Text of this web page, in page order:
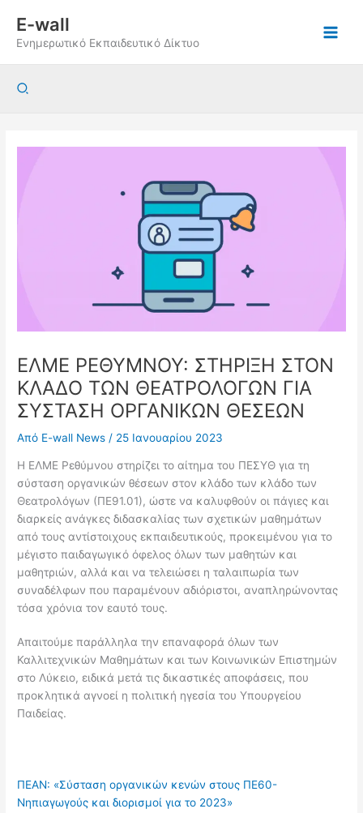
περιεχόμενο
E-wall
Ενημερωτικό Εκπαιδευτικό Δίκτυο
Αναζήτηση
ΕΛΜΕ ΡΕΘΥΜΝΟΥ: ΣΤΗΡΙΞΗ ΣΤΟΝ
ΚΛΑΔΟ ΤΩΝ ΘΕΑΤΡΟΛΟΓΩΝ ΓΙΑ
ΣΥΣΤΑΣΗ ΟΡΓΑΝΙΚΩΝ ΘΕΣΕΩΝ
Από E-wall News / 25 Ιανουαρίου 2023
Η ΕΛΜΕ Ρεθύμνου στηρίζει το αίτημα του ΠΕΣΥΘ για τη
σύσταση οργανικών θέσεων στον κλάδο των κλάδο των
Θεατρολόγων (ΠΕ91.01), ώστε να καλυφθούν οι πάγιες και
διαρκείς ανάγκες διδασκαλίας των σχετικών μαθημάτων
από τους αντίστοιχους εκπαιδευτικούς, προκειμένου για το
μέγιστο παιδαγωγικό όφελος όλων των μαθητών και
μαθητριών, αλλά και να τελειώσει η ταλαιπωρία των
συναδέλφων που παραμένουν αδιόριστοι, αναπληρώνοντας
τόσα χρόνια τον εαυτό τους.
Απαιτούμε παράλληλα την επαναφορά όλων των
Καλλιτεχνικών Μαθημάτων και των Κοινωνικών Επιστημών
στο Λύκειο, ειδικά μετά τις δικαστικές αποφάσεις, που
προκλητικά αγνοεί η πολιτική ηγεσία του Υπουργείου
Παιδείας.
ΠΕΑΝ: «Σύσταση οργανικών κενών στους ΠΕ60-
Νηπιαγωγούς και διορισμοί για το 2023»